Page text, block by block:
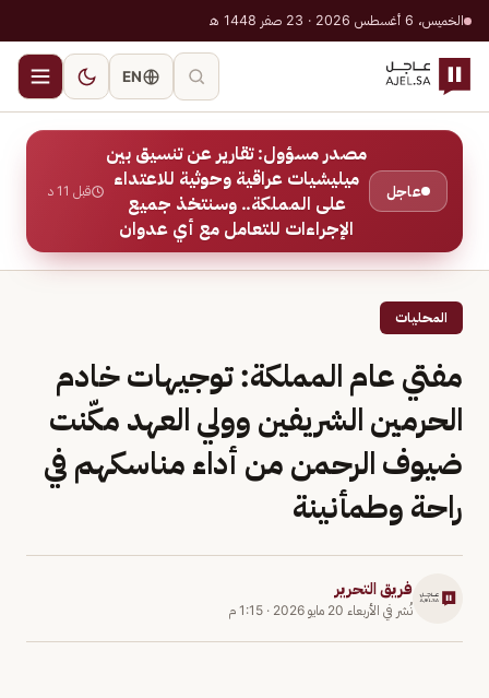
الخميس، 6 أغسطس 2026 · 23 صفر 1448 هـ
EN
عاجل
مصدر مسؤول: تقارير عن تنسيق بين
ميليشيات عراقية وحوثية للاعتداء
على المملكة.. وسنتخذ جميع
الإجراءات للتعامل مع أي عدوان
قبل 11 د
المحليات
مفتي عام المملكة: توجيهات خادم
الحرمين الشريفين وولي العهد مكّنت
ضيوف الرحمن من أداء مناسكهم في
راحة وطمأنينة
فريق التحرير
نُشر في الأربعاء 20 مايو 2026 · 1:15 م